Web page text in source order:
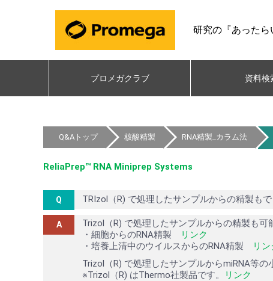
研究の『あった
プロメガクラブ 資料検
Q&Aトップ 核酸精製 RNA精製_カラム法
ReliaPrep™ RNA Miniprep Systems
TRIzol（R) で処理したサンプルからの精製もで
Trizol（R) で処理したサンプルからの精製も可
・細胞からのRNA精製
リンク
・培養上清中のウイルスからのRNA精製
リン
Trizol（R) で処理したサンプルからmiRNA等
※Trizol（R) はThermo社製品です。
リンク